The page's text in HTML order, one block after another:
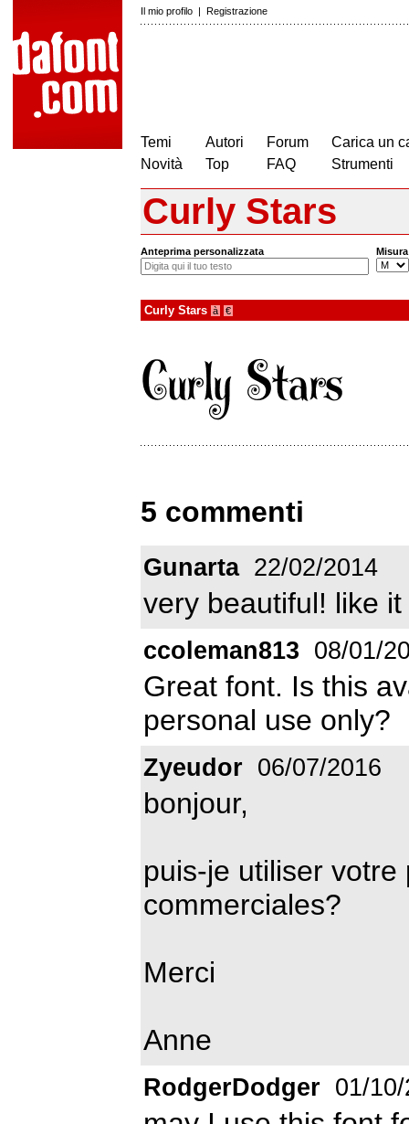
Il mio profilo | Registrazione
Temi
Novità
Autori
Top
Forum
FAQ
Carica un
Strumenti
Curly Stars
Anteprima personalizzata Misura
Curly Stars à €
5 commenti
Gunarta 22/02/2014
very beautiful! like it
ccoleman813 08/01/
Great font. Is this
personal use only?
Zyeudor 06/07/2016
bonjour,
puis-je utiliser
commerciales?
Merci
Anne
RodgerDodger 01/